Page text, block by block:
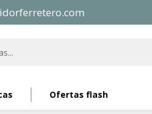
Ofertas flash